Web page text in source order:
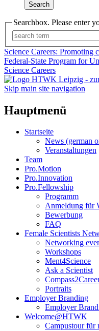
Search
Searchbox. Please enter
Science Careers: Promoting
Federal-State Program for
Science Careers
Skip main site navigation
Hauptmenü
Startseite
News (german
Veranstaltungen
Team
Pro.Motion
Pro.Innovation
Pro.Fellowship
Programm
Anmeldung für
Bewerbung
FAQ
Female Scientists
Networking
Workshops
Ment4Science
Ask a Scientist
Portraits
Employer Branding
Employer
Welcome@HTWK
Campustour für